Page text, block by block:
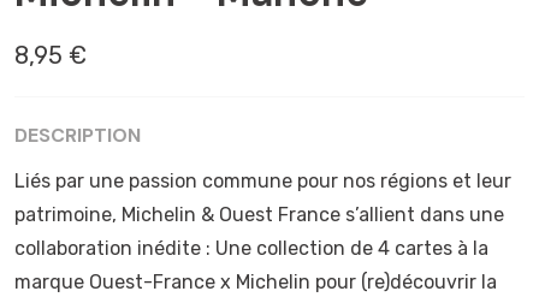
8,95 €
DESCRIPTION
Liés par une passion commune pour nos régions et leur
patrimoine, Michelin & Ouest France s’allient dans une
collaboration inédite : Une collection de 4 cartes à la
marque Ouest-France x Michelin pour (re)découvrir la